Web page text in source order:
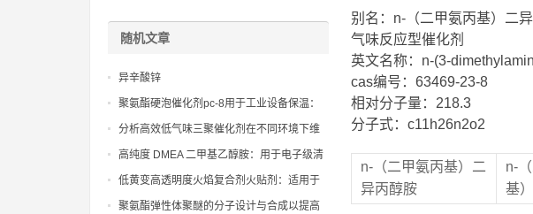
别名：n-（二甲氨丙基）二
气味反应型催化剂
英文名称：n-(3-
cas编号：63469-23-8
相对分子量：218.3
分子式：c11h26n2o2
n-（二甲氨丙基）二
异丙醇胺
n-
基
随机文章
异辛酸锌
聚氨酯硬泡催化剂pc-8用于工业设备保温：
降低能耗的高效方法
分析高效低气味三聚催化剂在不同环境下维
持催化性能且保证气味控制表现
高纯度 DMEA 二甲基乙醇胺：用于电子级清
洗剂和化学中间体的合成，确保产品的纯度
和下游应用的可靠性
低黄变高透明度火焰复合剂火贴剂：适用于
白色和浅色面料的复合，确保粘合层不影响
聚氨酯弹性体聚醚的分子设计与合成以提高